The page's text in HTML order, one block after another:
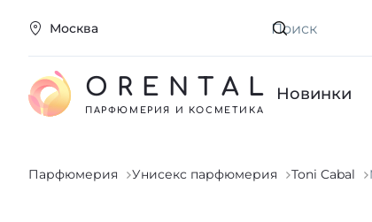
Москва Искать
ORENTAL
ПАРФЮМЕРИЯ И КОСМЕТИКА
Новинки
Парфюмерия Унисекс парфюмерия Toni Cabal